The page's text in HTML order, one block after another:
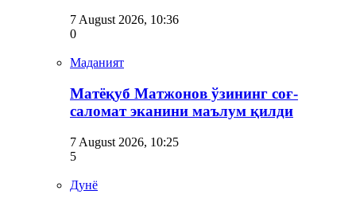
7 August 2026, 10:36
0
Маданият
Матёқуб Матжонов ўзининг соғ-
саломат эканини маълум қилди
7 August 2026, 10:25
5
Дунё